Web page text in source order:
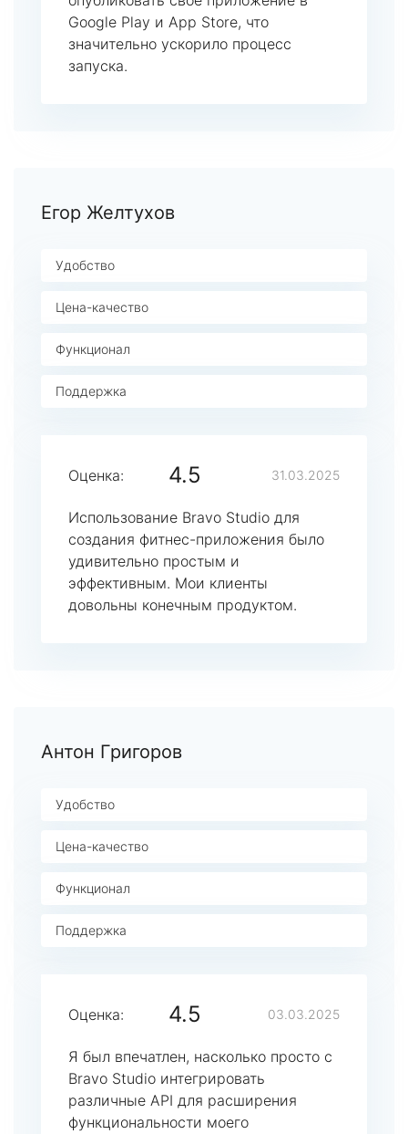
Google Play и App Store, что
значительно ускорило процесс
запуска.
Егор Желтухов
Удобство
Цена-качество
Функционал
Поддержка
Оценка: 4.5 31.03.2025
Использование Bravo Studio для
создания фитнес-приложения было
удивительно простым и
эффективным. Мои клиенты
довольны конечным продуктом.
Антон Григоров
Удобство
Цена-качество
Функционал
Поддержка
Оценка: 4.5 03.03.2025
Я был впечатлен, насколько просто с
Bravo Studio интегрировать
различные API для расширения
функциональности моего